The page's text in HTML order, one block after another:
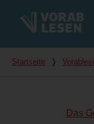
Du bist hier
Startseite ❭
Das